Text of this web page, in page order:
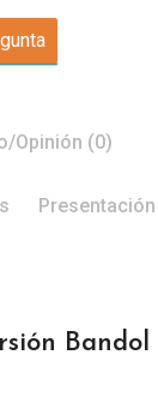
Opinión (0)
Bandol